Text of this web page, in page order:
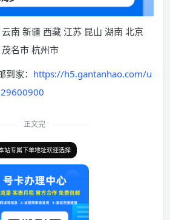
南 新疆 西藏 江苏 昆山 湖南 北京
名市 杭州市
家： https://h5.gantanhao.com/u
正文完
站专属下单地址欢迎选择